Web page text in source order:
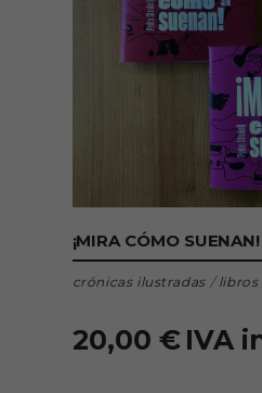
¡MIRA CÓMO
crónicas ilustradas/libros
20,00 € IVA